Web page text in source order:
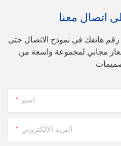
اتصال معنا
رقم هاتفك في نموذج الاتصال حتى
مجاني لمجموعة واسعة من
اسم
البريد الإلكتروني